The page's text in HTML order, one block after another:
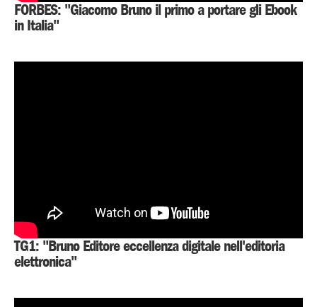
FORBES: "Giacomo Bruno il primo a portare gli Ebook
in Italia"
TG1: "Bruno Editore eccellenza digitale nell'editoria
elettronica"